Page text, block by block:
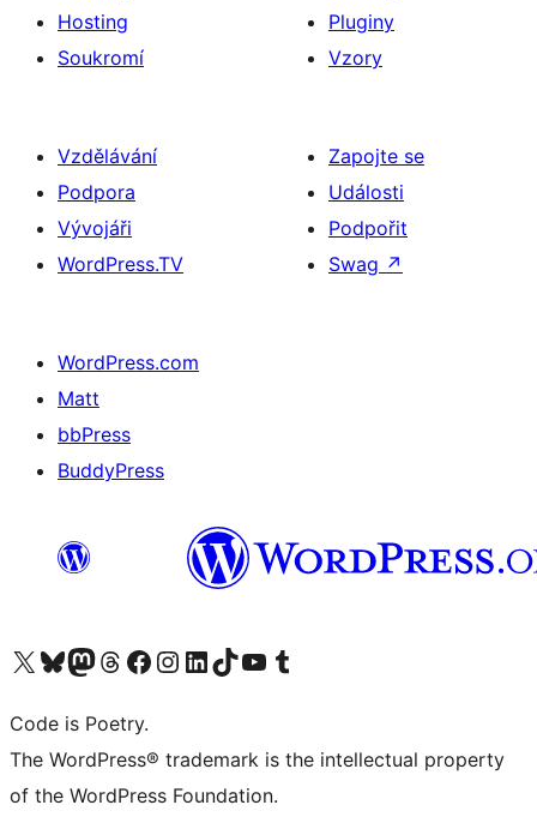
Hosting
Soukromí
Pluginy
Vzory
Vzdělávání
Podpora
Vývojáři
WordPress.TV
Zapojte se
Události
Podpořit
Swag ↗
WordPress.com
Matt
bbPress
BuddyPress
Navštivte náš účet na X (dříve Twitter)
Navštivte náš Bluesky účetNavštivte náš účet Mastodon
Navštivte náš Threads účetNavštivte naši stránku na Facebooku
Navštivte náš Instagram účetNavštivte náš LinkedIn účetNavštivte náš TikTok účetNavštivte náš YouTube kanálNavštivte náš Tumblr účet
Code is Poetry.
The WordPress® trademark is the intellectual property
of the WordPress Foundation.